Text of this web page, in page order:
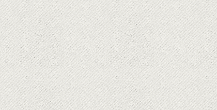
Zvon: aplicațiile Google nu se mai pot instala pe
terminalele Huawei cu procesoare Kirin
Huawei P50 primeşte o posibilă dată de lansare
şi e mai curând decât credeam; Are cameră
telephoto cu zoom optic variabil